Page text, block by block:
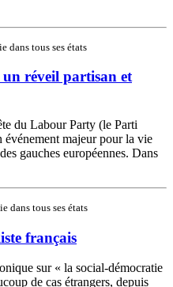
dans tous ses états
réveil partisan et
du Labour Party (le Parti
majeur pour la vie
gauches européennes. Dans
dans tous ses états
français
sur « la social-démocratie
de cas étrangers, depuis